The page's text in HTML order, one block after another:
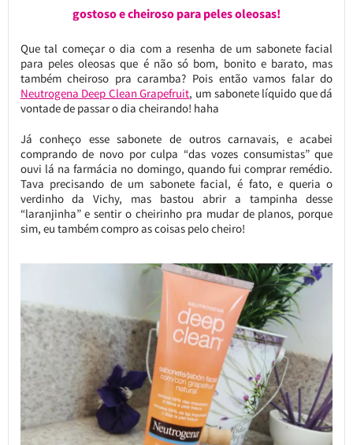
gostoso e cheiroso para peles oleosas!
Que tal começar o dia com a resenha de um sabonete facial
para peles oleosas que é não só bom, bonito e barato, mas
também cheiroso pra caramba? Pois então vamos falar do
Neutrogena Deep Clean Grapefruit, um sabonete líquido que dá
vontade de passar o dia cheirando! haha
Já conheço esse sabonete de outros carnavais, e acabei
comprando de novo por culpa “das vozes consumistas” que
ouvi lá na farmácia no domingo, quando fui comprar remédio.
Tava precisando de um sabonete facial, é fato, e queria o
verdinho da Vichy, mas bastou abrir a tampinha desse
“laranjinha” e sentir o cheirinho pra mudar de planos, porque
sim, eu também compro as coisas pelo cheiro!